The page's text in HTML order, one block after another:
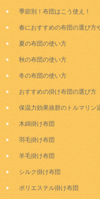
季節別！布団はこう使え！
春におすすめの布団の選び方
夏の布団の使い方
秋の布団の使い方
冬の布団の使い方
おすすめの掛け布団の選び方
保温力効果抜群のトルマリン
木綿掛け布団
羽毛掛け布団
羊毛掛け布団
シルク掛け布団
ポリエステル掛け布団